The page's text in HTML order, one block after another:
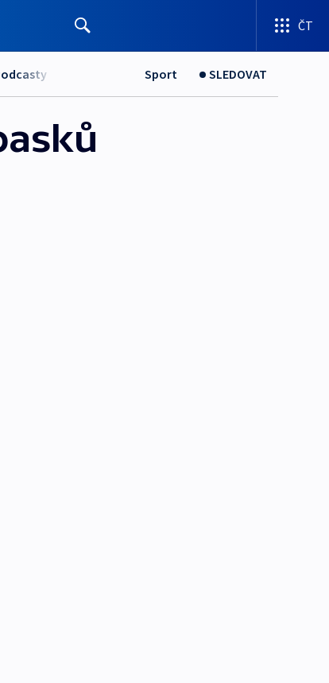
ČT
Sport SLEDOVAT